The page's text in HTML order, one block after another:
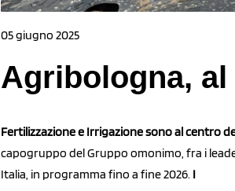
05 giugno 2025
Agribologna,
Fertilizzazione e Irrigazione sono al centro
capogruppo del Gruppo omonimo, fra i
Italia, in programma fino a fine 2026. I